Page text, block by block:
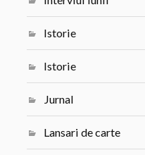
Istorie
Istorie
Jurnal
Lansari de carte